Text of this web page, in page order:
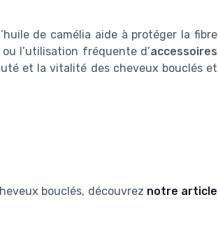
de camélia aide à protéger la fibre
l’utilisation fréquente d’accessoires
et la vitalité des cheveux bouclés et
bouclés, découvrez notre article